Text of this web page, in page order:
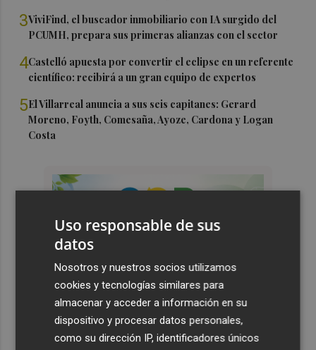
3ViviFind, el buscador inmobiliario con IA surgido del
PCUMH, prepara sus primeras alianzas con el sector
4Castelló apuesta por convertir el eclipse en un referente
científico: recibirá a un gran equipo de expertos
5El Villarreal anuncia a sus seis capitanes: Gerard
Moreno, Foyth, Comesaña, Ayoze, Cardona y Logan
Costa
Uso responsable de sus
datos
Nosotros y nuestros socios utilizamos
cookies y tecnologías similares para
almacenar y acceder a información en su
dispositivo y procesar datos personales,
como su dirección IP, identificadores únicos